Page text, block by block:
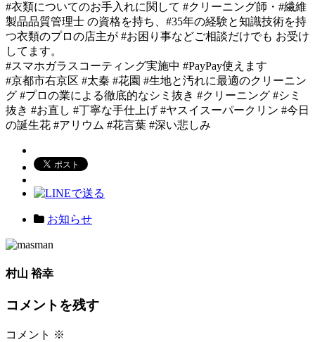
#衣類についてのお手入れに関して #クリーニング師・#繊維
製品品質管理士 の資格を持ち、#35年の経験と知識技術を持
つ衣類のプロの店主が #お困り事などご相談だけでも お受け
してます。
#スマホガラスコーティング実施中 #PayPay使えます
#京都市右京区 #太秦 #花園 #生地と汚れに最適のクリーニン
グ #プロの業による徹底的なシミ抜き #クリーニング #シミ
抜き #お直し #丁寧な手仕上げ #ヤスイスーパークリン #今日
の誕生花 #アリウム #花言葉 #深い悲しみ
お知らせ
村山 裕幸
コメントを残す
コメント ※